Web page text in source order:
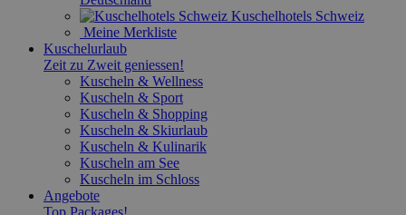
Kuschelhotels Schweiz
Meine Merkliste
Kuschelurlaub
Zeit zu Zweit geniessen!
Kuscheln & Wellness
Kuscheln & Sport
Kuscheln & Shopping
Kuscheln & Skiurlaub
Kuscheln & Kulinarik
Kuscheln am See
Kuscheln im Schloss
Angebote
Top Packages!